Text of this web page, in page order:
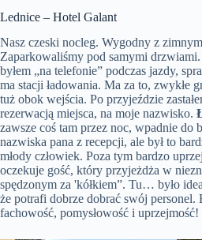
Lednice – Hotel Galant
Nasz czeski nocleg. Wygodny z
Zaparkowaliśmy pod samymi
byłem „na telefonie” podczas jazdy,
ma stacji ładowania. Ma za to, zwykłe
tuż obok wejścia. Po przyjeździe
rezerwacją miejsca, na moje nazwisko.
zawsze coś tam przez noc, wpadnie do
nazwiska pana z recepcji, ale był to
młody człowiek. Poza tym bardzo
oczekuje gość, który przyjeżdża w
spędzonym za 'kółkiem”. Tu… było
że potrafi dobrze dobrać swój personel.
fachowość, pomysłowość i uprzejmość!